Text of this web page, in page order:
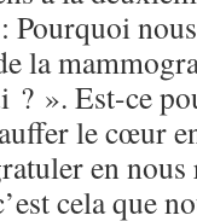
Pourquoi
la
? ». Est-ce
le cœur
en
cela que